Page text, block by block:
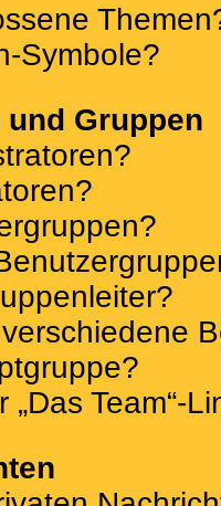
Symbole?
Gruppen
Team“-